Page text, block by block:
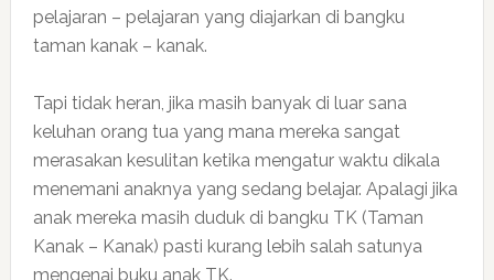
pelajaran – pelajaran yang diajarkan di bangku
taman kanak – kanak.
Tapi tidak heran, jika masih banyak di luar sana
keluhan orang tua yang mana mereka sangat
merasakan kesulitan ketika mengatur waktu dikala
menemani anaknya yang sedang belajar. Apalagi jika
anak mereka masih duduk di bangku TK (Taman
Kanak – Kanak) pasti kurang lebih salah satunya
mengenai buku anak TK.